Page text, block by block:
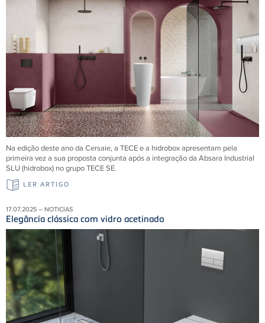
Na edição deste ano da Cersaie, a TECE e a hidrobox apresentam pela
primeira vez a sua proposta conjunta após a integração da Absara Industrial
SLU (hidrobox) no grupo TECE SE.
LER ARTIGO
17.07.2025 – NOTICIAS
Elegância clássica com vidro acetinado